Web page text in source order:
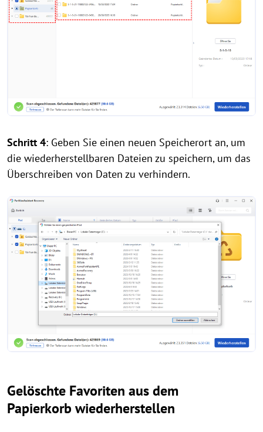
Schritt 4: Geben Sie einen neuen Speicherort an, um
die wiederherstellbaren Dateien zu speichern, um das
Überschreiben von Daten zu verhindern.
Gelöschte Favoriten aus dem
Papierkorb wiederherstellen